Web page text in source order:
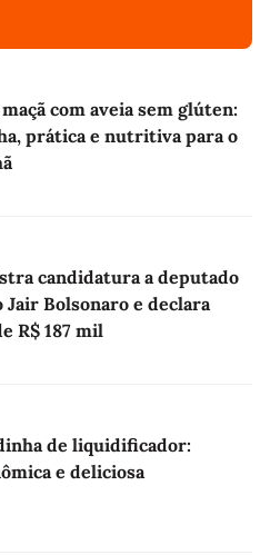
com aveia sem glúten:
prática e nutritiva para o
candidatura a deputado
Jair Bolsonaro e declara
R$ 187 mil
de liquidificador:
e deliciosa